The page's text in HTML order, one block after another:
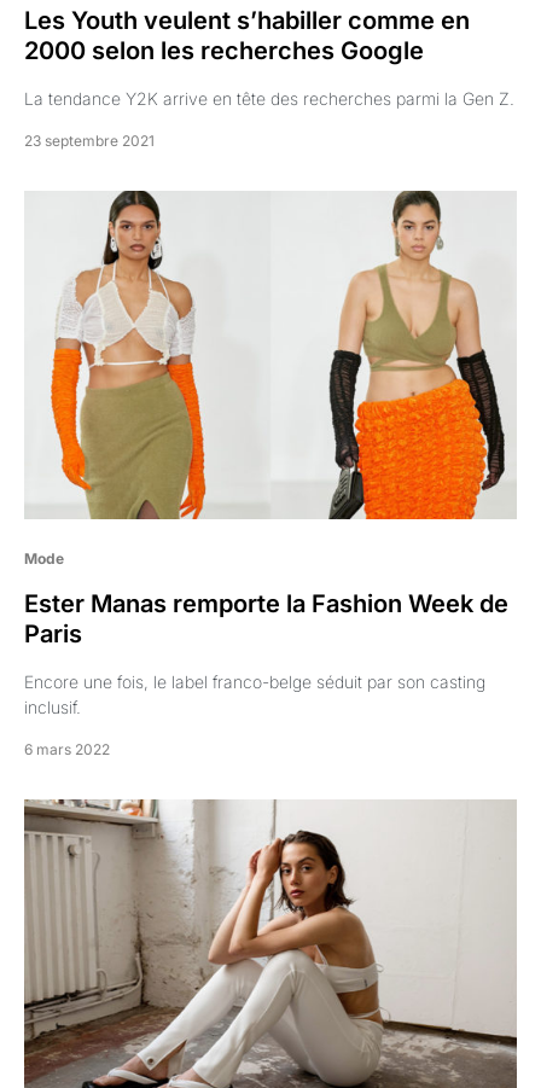
Les Youth veulent s’habiller comme en
2000 selon les recherches Google
La tendance Y2K arrive en tête des recherches parmi la Gen Z.
23 septembre 2021
Mode
Ester Manas remporte la Fashion Week de
Paris
Encore une fois, le label franco-belge séduit par son casting
inclusif.
6 mars 2022